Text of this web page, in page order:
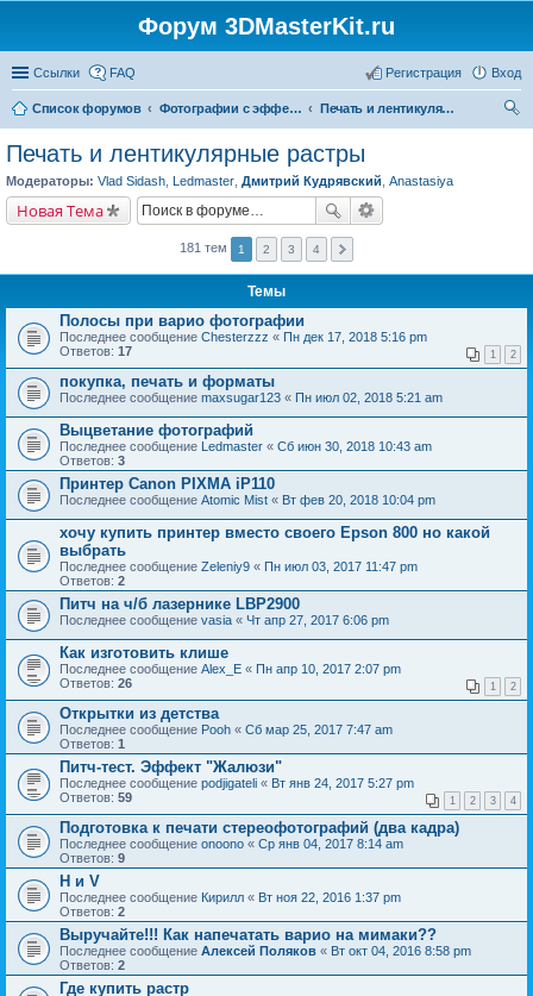
Форум 3DMasterKit.ru
Ссылки FAQ Вход
Регистрация
Список форумов Фотографии с эффектом стерео, варио, 3D, анимации, морфинга
Печать и лентикулярные растры
Печать и лентикулярные растры
Модераторы: Vlad Sidash Ledmaster Дмитрий Кудрявский Anastasiya
Новая Тема
181 тем 1 2 3 4
Темы
Полосы при варио фотографии
Последнее сообщение Chesterzzz « Пн дек 17, 2018 5:16 pm
Ответов: 17 1 2
покупка, печать и форматы
Последнее сообщение maxsugar123 « Пн июл 02, 2018 5:21 am
Выцветание фотографий
Последнее сообщение Ledmaster « Сб июн 30, 2018 10:43 am
Ответов: 3
Принтер Canon PIXMA iP110
Последнее сообщение Atomic Mist « Вт фев 20, 2018 10:04 pm
хочу купить принтер вместо своего Epson 800 но какой
выбрать
Последнее сообщение Zeleniy9 « Пн июл 03, 2017 11:47 pm
Ответов: 2
Питч на ч/б лазернике LBP2900
Последнее сообщение vasia « Чт апр 27, 2017 6:06 pm
Как изготовить клише
Последнее сообщение Alex_E « Пн апр 10, 2017 2:07 pm
Ответов: 26 1 2
Открытки из детства
Последнее сообщение Pooh « Сб мар 25, 2017 7:47 am
Ответов: 1
Питч-тест. Эффект "Жалюзи"
Последнее сообщение podjigateli « Вт янв 24, 2017 5:27 pm
Ответов: 59 1 2 3 4
Подготовка к печати стереофотографий (два кадра)
Последнее сообщение onoono « Ср янв 04, 2017 8:14 am
Ответов: 9
H и V
Последнее сообщение Кирилл « Вт ноя 22, 2016 1:37 pm
Ответов: 2
Выручайте!!! Как напечатать варио на мимаки??
Последнее сообщение Алексей Поляков « Вт окт 04, 2016 8:58 pm
Ответов: 2
Где купить растр